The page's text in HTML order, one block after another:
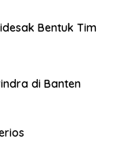
Bentuk Tim
di Banten